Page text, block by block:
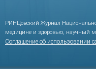
РИНЦовский Журнал
медицине и здоровью, научный
Соглашение об использовании